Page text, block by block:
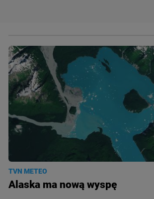
TVN METEO
Alaska ma nową wyspę